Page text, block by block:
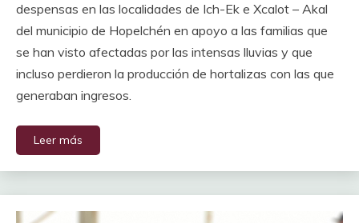
despensas en las localidades de Ich-Ek e Xcalot – Akal
del municipio de Hopelchén en apoyo a las familias que
se han visto afectadas por las intensas lluvias y que
incluso perdieron la producción de hortalizas con las que
generaban ingresos.
Leer más